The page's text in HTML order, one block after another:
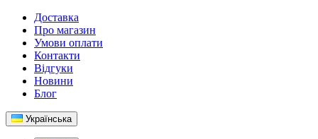
Доставка
Про магазин
Умови оплати
Контакти
Відгуки
Новини
Блог
Українська